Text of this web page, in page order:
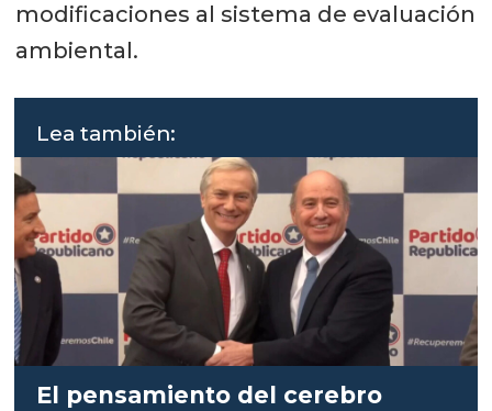
modificaciones al sistema de evaluación
ambiental.
Lea también:
El pensamiento del cerebro